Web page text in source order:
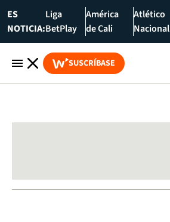
ES
NOTICIA:
Liga
BetPlay
América
de Cali
Atlético
Nacional
SUSCRÍBASE